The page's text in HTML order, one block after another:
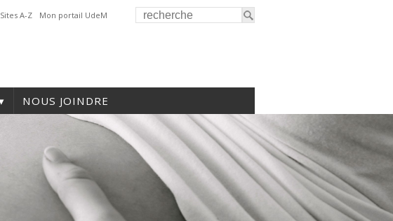
Sites A-Z Mon portail UdeM
NOUS JOINDRE